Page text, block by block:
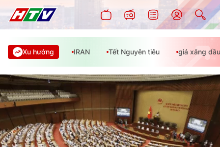
Xu hướng IRAN Tết Nguyên tiêu giá xăng dầu